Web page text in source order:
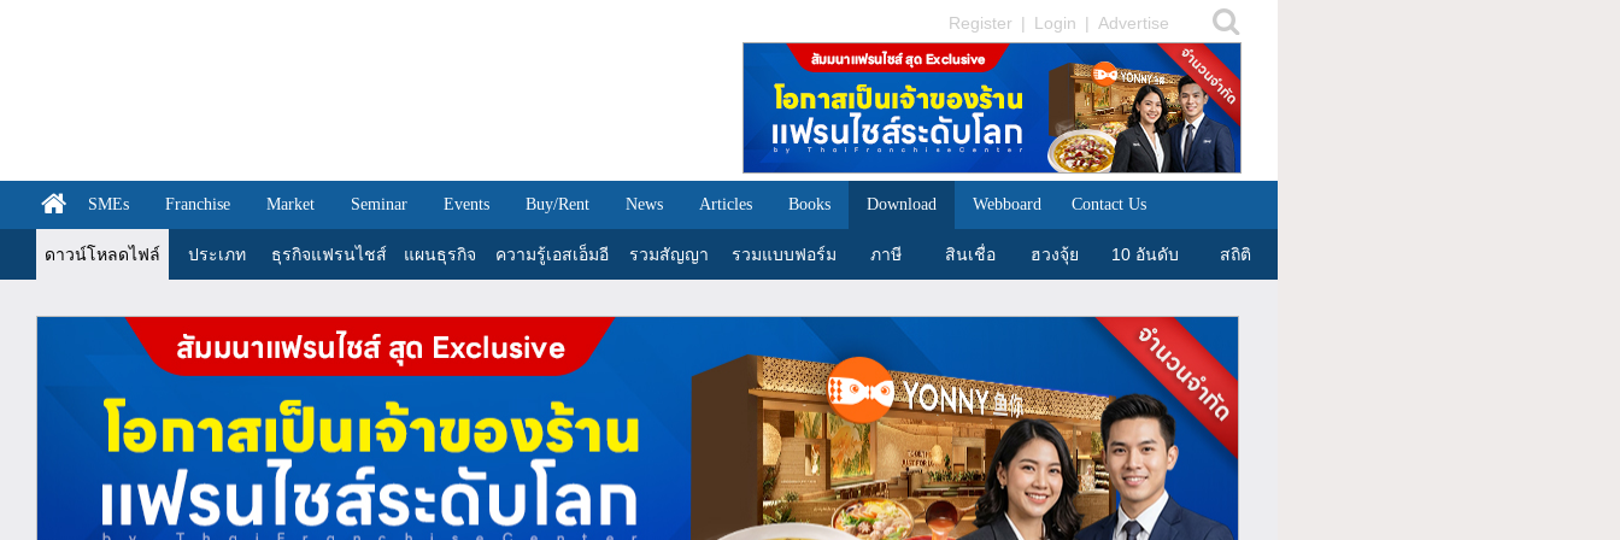
Register | Login | Advertise
SMEs Franchise Market Seminar Events Buy/Rent News Articles Books Download Webboard Contact Us
ดาวน์โหลดไฟล์ ประเภท ธุรกิจแฟรนไชส์ แผนธุรกิจ ความรู้เอสเอ็มอี รวมสัญญา รวมแบบฟอร์ม ภาษี สินเชื่อ ฮวงจุ้ย 10 อันดับ สถิติ